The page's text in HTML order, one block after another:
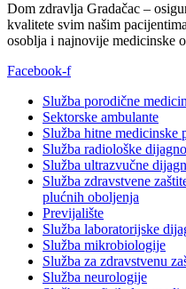
Dom zdravlja Gradačac –
kvalitete svim našim
osoblja i najnovije medicinske
Facebook-f
Služba porodične
Sektorske ambulante
Služba hitne medicinske
Služba radiološke
Služba ultrazvučne
Služba zdravstvene
plućnih oboljenja
Previjalište
Služba laboratorijske
Služba mikrobiologije
Služba za zdravstvenu
Služba neurologije